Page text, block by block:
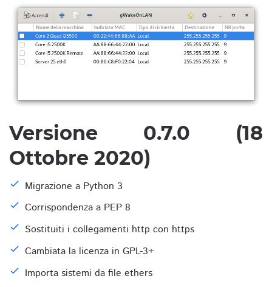
Versione 0.7.0 (18
Ottobre 2020)
Migrazione a Python 3
Corrispondenza a PEP 8
Sostituiti i collegamenti http con https
Cambiata la licenza in GPL-3+
Importa sistemi da file ethers